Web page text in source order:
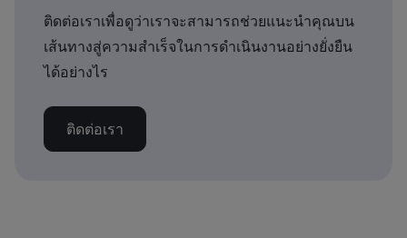
ติดต่อเราเพื่อดูว่าเราจะสามารถช่วยแนะนำคุณบน
เส้นทางสู่ความสำเร็จในการดำเนินงานอย่างยั่งยืน
ได้อย่างไร
ติดต่อเรา